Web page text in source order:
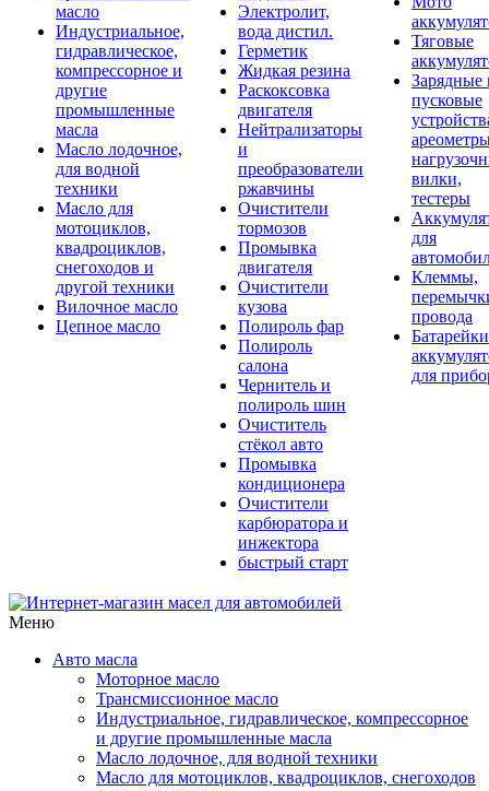
масло
Индустриальное,
гидравлическое,
компрессорное и
другие
промышленные
масла
Масло лодочное,
для водной
техники
Масло для
мотоциклов,
квадроциклов,
снегоходов и
другой техники
Вилочное масло
Цепное масло
Электролит,
вода дистил.
Герметик
Жидкая резина
Раскоксовка
двигателя
Нейтрализаторы
и
преобразователи
ржавчины
Очистители
тормозов
Промывка
двигателя
Очистители
кузова
Полироль фар
Полироль
салона
Чернитель и
полироль шин
Очиститель
стёкол авто
Промывка
кондиционера
Очистители
карбюратора и
инжектора
быстрый старт
Тяговые
Зарядные
пусковые
вилки,
тестеры
для
Клеммы,
провода
для
Меню
Авто масла
Моторное масло
Трансмиссионное масло
Индустриальное, гидравлическое, компрессорное
и другие промышленные масла
Масло лодочное, для водной техники
Масло для мотоциклов, квадроциклов, снегоходов